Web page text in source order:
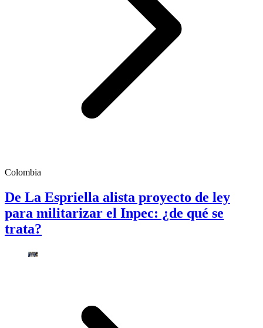
Colombia
De La Espriella alista proyecto de ley
para militarizar el Inpec: ¿de qué se
trata?